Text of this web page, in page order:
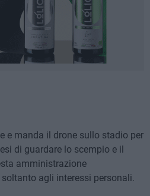
e manda il drone sullo stadio per
di guardare lo scempio e il
amministrazione
agli interessi personali.